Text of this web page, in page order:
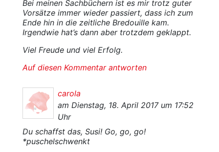
Bei meinen Sachbüchern ist es mir trotz guter
Vorsätze immer wieder passiert, dass ich zum
Ende hin in die zeitliche Bredouille kam.
Irgendwie hat’s dann aber trotzdem geklappt.
Viel Freude und viel Erfolg.
Auf diesen Kommentar antworten
carola
am Dienstag, 18. April 2017 um 17:52
Uhr
Du schaffst das, Susi! Go, go, go!
*puschelschwenkt